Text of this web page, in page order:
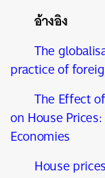
อ้างอิง
The
practice of
The Effect
on House
Economies
House